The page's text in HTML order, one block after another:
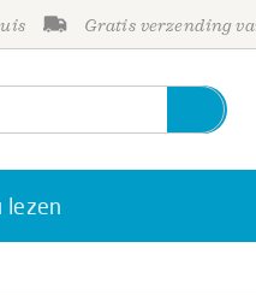
Gratis verzending
lezen